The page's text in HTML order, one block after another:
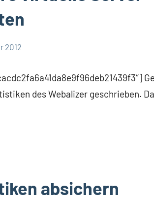
2012
des Webalizer geschrieben.
absichern